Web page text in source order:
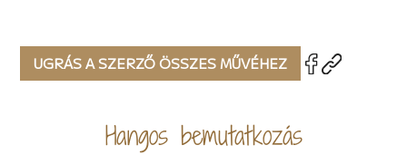
UGRÁS A SZERZŐ ÖSSZES MŰVÉHEZ
Hangos bemutatkozás